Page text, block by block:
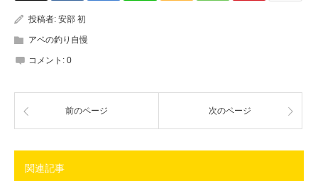
投稿者: 安部 初
アベの釣り自慢
コメント: 0
前のページ 次のページ
関連記事